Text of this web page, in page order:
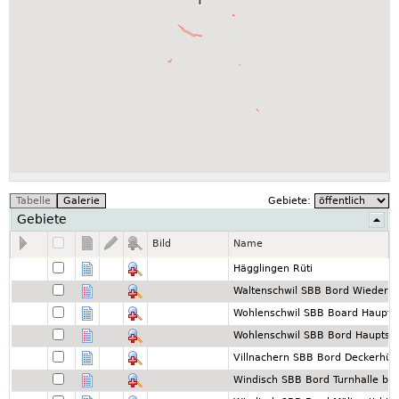
Gebiete:
Gebiete
Bild Name
Hägglingen Rüti
Waltenschwil SBB Bord
Wohlenschwil SBB Board
Wohlenschwil SBB Bord
Villnachern SBB Bord
Windisch SBB Bord Turnhalle